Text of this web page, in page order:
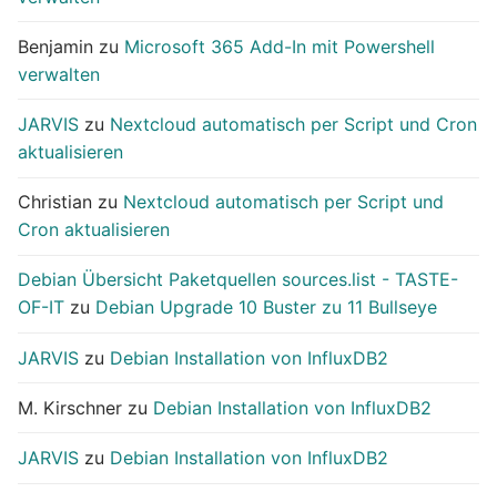
Benjamin zu Microsoft 365 Add-In mit Powershell
verwalten
JARVIS zu Nextcloud automatisch per Script und Cron
aktualisieren
Christian zu Nextcloud automatisch per Script und
Cron aktualisieren
Debian Übersicht Paketquellen sources.list - TASTE-
OF-IT zu Debian Upgrade 10 Buster zu 11 Bullseye
JARVIS zu Debian Installation von InfluxDB2
M. Kirschner zu Debian Installation von InfluxDB2
JARVIS zu Debian Installation von InfluxDB2